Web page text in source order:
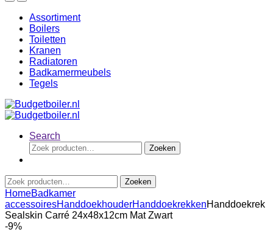
Assortiment
Boilers
Toiletten
Kranen
Radiatoren
Badkamermeubels
Tegels
Search
Zoeken
naar:
Zoeken
Zoeken
naar:
Zoeken
HomeBadkamer
accessoiresHanddoekhouderHanddoekrekkenHanddoekrek
Sealskin Carré 24x48x12cm Mat Zwart
-9%